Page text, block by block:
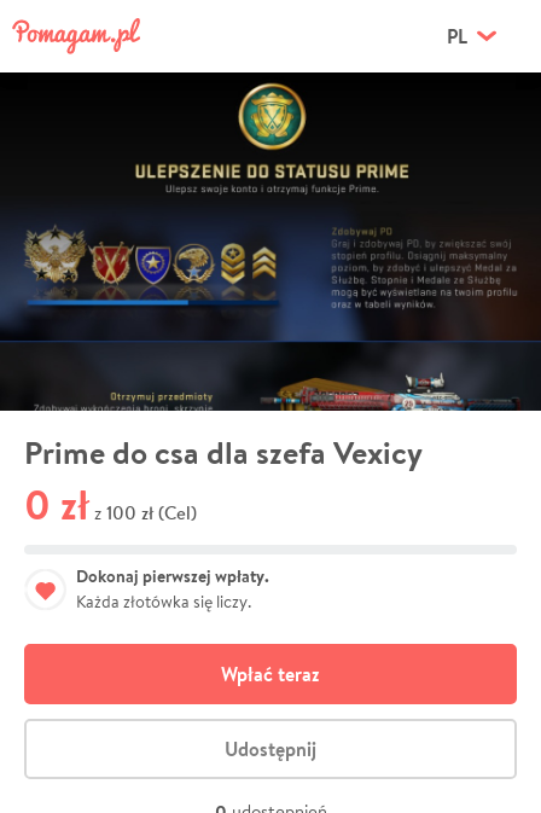
PL
Prime do csa dla szefa Vexicy
0 zł z 100 zł (Cel)
Dokonaj pierwszej wpłaty.
Każda złotówka się liczy.
Wpłać teraz
Udostępnij